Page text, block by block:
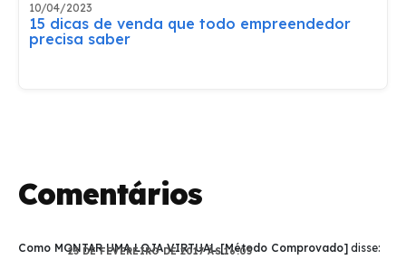
10/04/2023
15 dicas de venda que todo empreendedor
precisa saber
Comentários
Como MONTAR UMA LOJA VIRTUAL [Método Comprovado] disse:
23 DE FEVEREIRO DE 2017 ÀS 16:05